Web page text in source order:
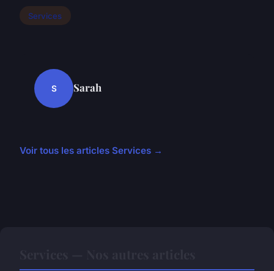
Services
S Sarah
Voir tous les articles Services →